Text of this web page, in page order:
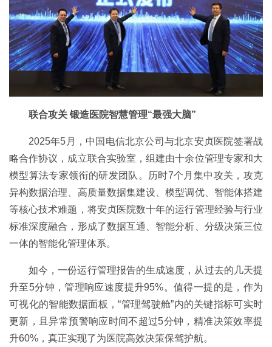
联合攻关 锻造医院智慧管理“最强大脑”
2025年5月，中国电信北京公司与北京安贞医院签署战
略合作协议，成立联合实验室，组建由十余位管理专家和大
模型算法专家领衔的研发团队。历时7个月集中攻关，攻克
异构数据治理、高质量数据集建设、模型调优、智能体搭建
等核心技术难题，将安贞医院数十年的运行管理经验与行业
标准深度融合，形成了数据互通、智能分析、分级决策三位
一体的智能化管理体系。
如今，一份运行管理报告的生成速度，从过去的几天提
升至5分钟，管理响应速度提升95%。值得一提的是，作为
可视化的智能数据面板，“管理驾驶舱”内的关键指标可实时
更新，且异常预警响应时间不超过5分钟，精准决策效率提
升60%，真正实现了为医院高效决策保驾护航。